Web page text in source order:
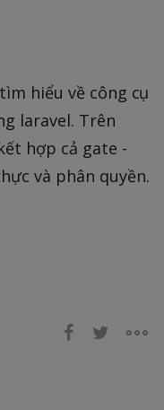
hiểu về công cụ
laravel. Trên
hợp cả gate -
và phân quyền.